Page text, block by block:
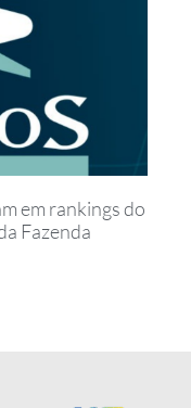
em rankings do
Fazenda